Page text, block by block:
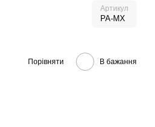
Артикул
PA-MX
Порівняти В бажання